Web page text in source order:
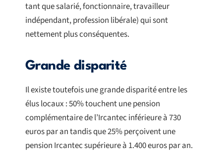
tant que salarié, fonctionnaire, travailleur
indépendant, profession libérale) qui sont
nettement plus conséquentes.
Grande disparité
Il existe toutefois une grande disparité entre les
élus locaux : 50% touchent une pension
complémentaire de l’Ircantec inférieure à 730
euros par an tandis que 25% perçoivent une
pension Ircantec supérieure à 1.400 euros par an.